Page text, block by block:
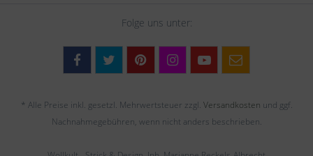
Folge uns unter:
* Alle Preise inkl. gesetzl. Mehrwertsteuer zzgl. Versandkosten und ggf.
Nachnahmegebühren, wenn nicht anders beschrieben.